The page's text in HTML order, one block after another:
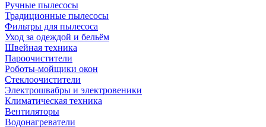
Ручные пылесосы
Традиционные пылесосы
Фильтры для пылесоса
Уход за одеждой и бельём
Швейная техника
Пароочистители
Роботы-мойщики окон
Стеклоочистители
Электрошвабры и электровеники
Климатическая техника
Вентиляторы
Водонагреватели